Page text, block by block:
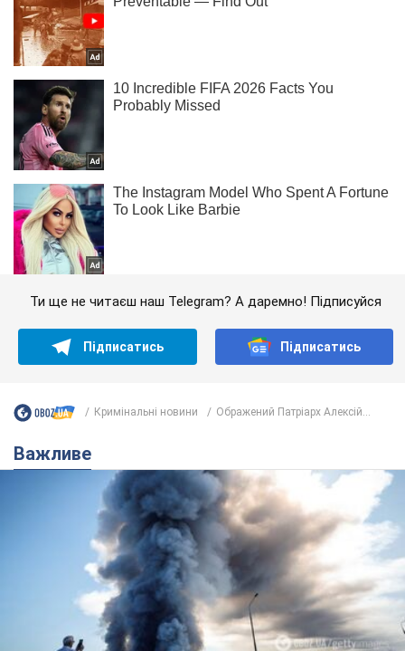
Ти ще не читаєш наш Telegram? А даремно! Підписуйся
Підписатись Підписатись
Кримінальні новини Ображений Патріарх Алексій...
Важливе